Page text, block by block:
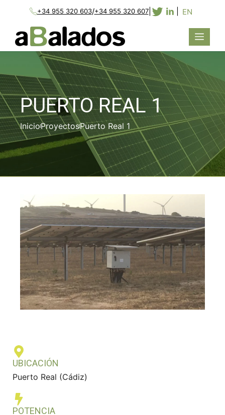
+34 955 320 603/+34 955 320 607| EN
PUERTO REAL 1
InicioProyectosPuerto Real 1
UBICACIÓN
Puerto Real (Cádiz)
POTENCIA